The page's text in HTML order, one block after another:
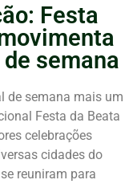
Festa
semana
de semana mais um
Festa da Beata
celebrações
cidades do
reuniram para